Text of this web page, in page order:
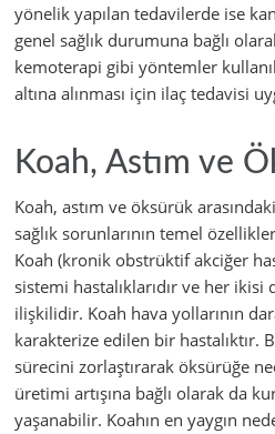
yönelik yapılan tedavilerde ise
genel sağlık durumuna bağlı
kemoterapi gibi yöntemler
altına alınması için ilaç tedavisi
Koah, Astım ve
Koah, astım ve öksürük
sağlık sorunlarının temel
Koah (kronik obstrüktif akciğer
sistemi hastalıklarıdır ve her
ilişkilidir. Koah hava yollarının
karakterize edilen bir hastalıktır.
sürecini zorlaştırarak öksürüğe
üretimi artışına bağlı olarak da
yaşanabilir. Koahın en yaygın